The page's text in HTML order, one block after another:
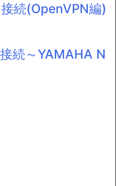
続(OpenVPN編)
続～YAMAHA N